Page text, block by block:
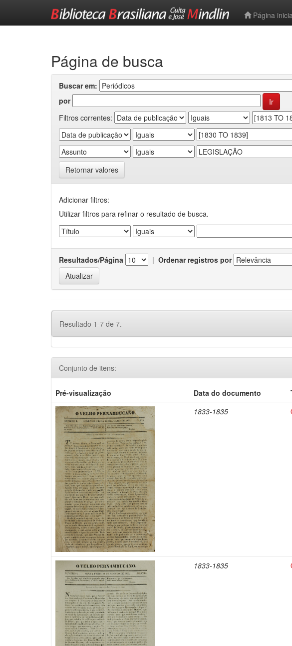
Página
Página de busca
Buscar em:
por
Filtros correntes:
Retornar valores
Adicionar filtros:
Utilizar filtros para refinar o resultado de busca.
Resultados/Página | Ordenar registros por
Resultado 1-7 de 7.
Conjunto de itens:
Pré-visualização Data do documento
1833-1835
1833-1835